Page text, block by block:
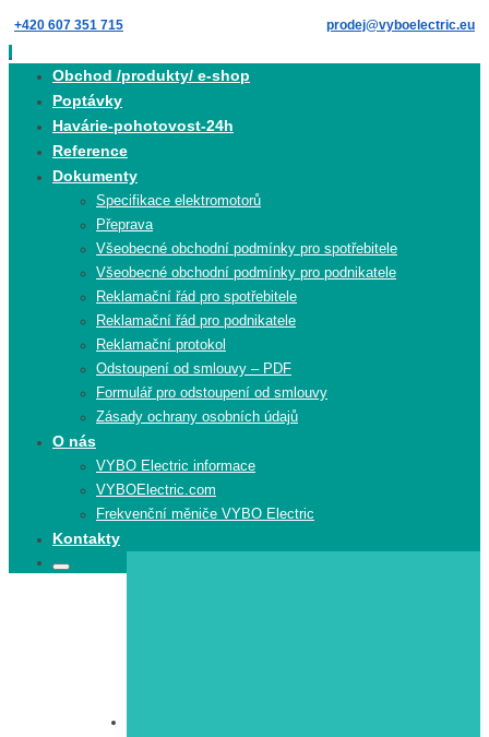
Skip
to
content
+420 607 351 715 prodej@vyboelectric.eu
Obchod /produkty/ e-shop
Poptávky
Havárie-pohotovost-24h
Reference
Dokumenty
Specifikace elektromotorů
Přeprava
Všeobecné obchodní podmínky pro spotřebitele
Všeobecné obchodní podmínky pro podnikatele
Reklamační řád pro spotřebitele
Reklamační řád pro podnikatele
Reklamační protokol
Odstoupení od smlouvy – PDF
Formulář pro odstoupení od smlouvy
Zásady ochrany osobních údajů
O nás
VYBO Electric informace
VYBOElectric.com
Frekvenční měniče VYBO Electric
Kontakty
Search
Search